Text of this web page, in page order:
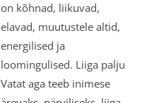
on kõhnad, liikuvad,
elavad, muutustele altid,
energilised ja
loomingulised. Liiga palju
Vatat aga teeb inimese